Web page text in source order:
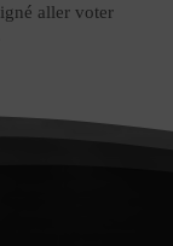
aller voter